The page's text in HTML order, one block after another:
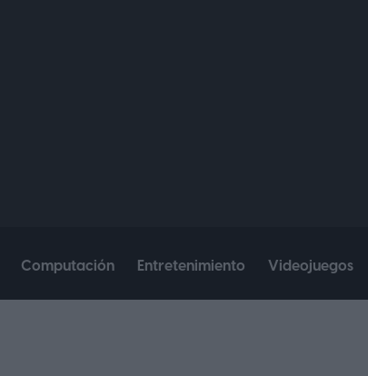
Computación Entretenimiento Videojuegos